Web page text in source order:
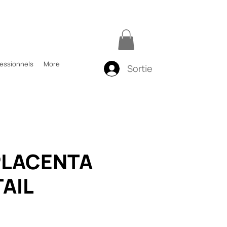
More Sortie